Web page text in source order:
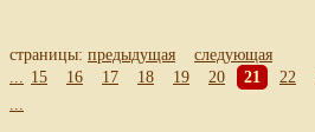
страницы: предыдущая
следующая
15 16 17 18 19 20 21 22